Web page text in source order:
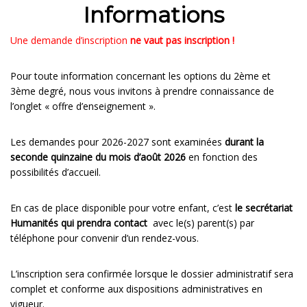
Informations
Une demande d’inscription ne vaut pas inscription !
Pour toute information concernant les options du 2ème et
3ème degré, nous vous invitons à prendre connaissance de
l’onglet « offre d’enseignement ».
Les demandes pour 2026-2027 sont examinées durant la
seconde quinzaine du mois d’août 2026 en fonction des
possibilités d’accueil.
En cas de place disponible pour votre enfant, c’est le secrétariat
Humanités qui prendra contact avec le(s) parent(s) par
téléphone pour convenir d’un rendez-vous.
L’inscription sera confirmée lorsque le dossier administratif sera
complet et conforme aux dispositions administratives en
vigueur.